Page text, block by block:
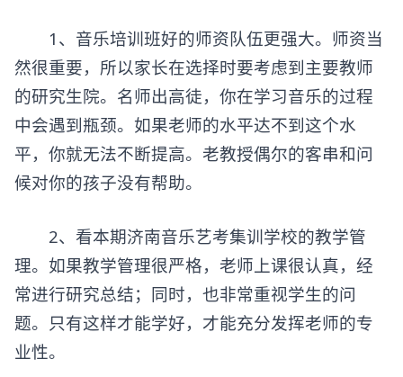
1、音乐培训班好的师资队伍更强大。师资当
然很重要，所以家长在选择时要考虑到主要教师
的研究生院。名师出高徒，你在学习音乐的过程
中会遇到瓶颈。如果老师的水平达不到这个水
平，你就无法不断提高。老教授偶尔的客串和问
候对你的孩子没有帮助。
2、看本期济南音乐艺考集训学校的教学管
理。如果教学管理很严格，老师上课很认真，经
常进行研究总结；同时，也非常重视学生的问
题。只有这样才能学好，才能充分发挥老师的专
业性。